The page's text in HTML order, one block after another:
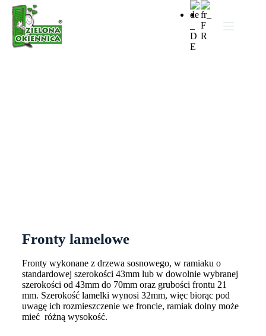
Fronty lamelowe
Fronty wykonane z drzewa sosnowego, w ramiaku o
standardowej szerokości 43mm lub w dowolnie wybranej
szerokości od 43mm do 70mm oraz grubości frontu 21
mm. Szerokość lamelki wynosi 32mm, więc biorąc pod
uwagę ich rozmieszczenie we froncie, ramiak dolny może
mieć różną wysokość.